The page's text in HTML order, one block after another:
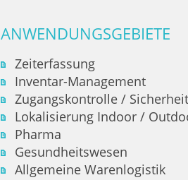
ANWENDUNGSGEBIETE
Zeiterfassung
Inventar-Management
Zugangskontrolle / Sicherheit
Lokalisierung Indoor /
Pharma
Gesundheitswesen
Allgemeine Warenlogistik